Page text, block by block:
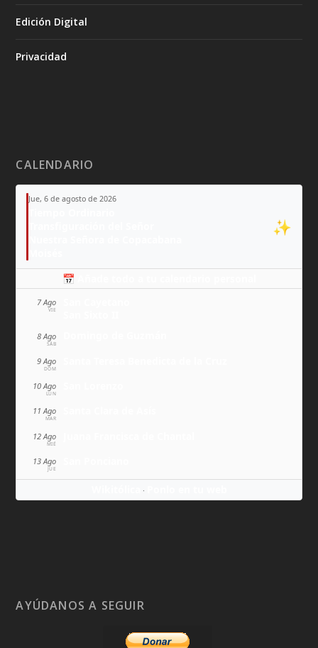
Edición Digital
Privacidad
CALENDARIO
Jue, 6 de agosto de 2026
✨
📅 Añade todo a tu calendario personal
7 Ago
VIE
8 Ago
SÁB
9 Ago
DOM
10 Ago
LUN
11 Ago
MAR
12 Ago
MIÉ
13 Ago
JUE
·
AYÚDANOS A SEGUIR